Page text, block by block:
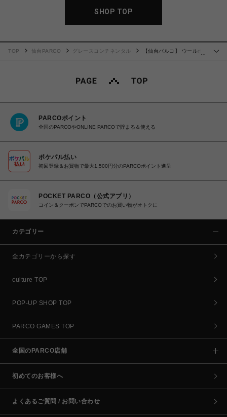
SHOP TOP
…
TOP 仙台PARCO グレースコンチネンタル
【仙台パルコ】 ウールボ
PARCOポイント
全国のPARCOやONLINE PARCOで貯まる＆使える
ポケパル払い
初回登録＆お買物で最大1,500円分のPARCOポイント進呈
POCKET PARCO（公式アプリ）
コイン＆クーポンでPARCOでのお買い物がオトクに
カテゴリー
全カテゴリーから探す
culture TOP
POP-UP SHOP TOP
PARCO GAMES TOP
全国のPARCO店舗
初めてのお客様へ
よくあるご質問 / お問い合わせ